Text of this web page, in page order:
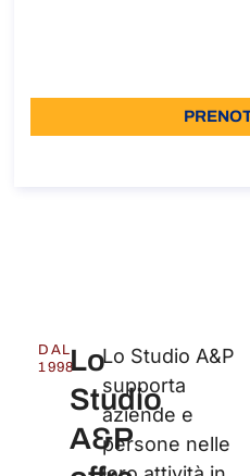
DAL
1998Lo
Studio
A&P
Lo Studio A&P
supporta
aziende e
persone nelle